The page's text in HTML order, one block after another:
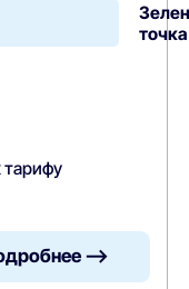
точка
тарифу
—>